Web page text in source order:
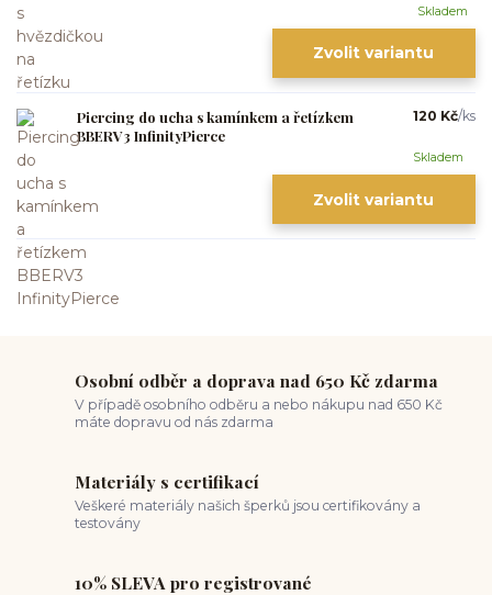
Skladem
Zvolit variantu
Piercing do ucha s kamínkem a řetízkem
BBERV3 InfinityPierce
120 Kč/ks
Skladem
Zvolit variantu
Osobní odběr a doprava nad 650 Kč zdarma
V případě osobního odběru a nebo nákupu nad 650 Kč
máte dopravu od nás zdarma
Materiály s certifikací
Veškeré materiály našich šperků jsou certifikovány a
testovány
10% SLEVA pro registrované